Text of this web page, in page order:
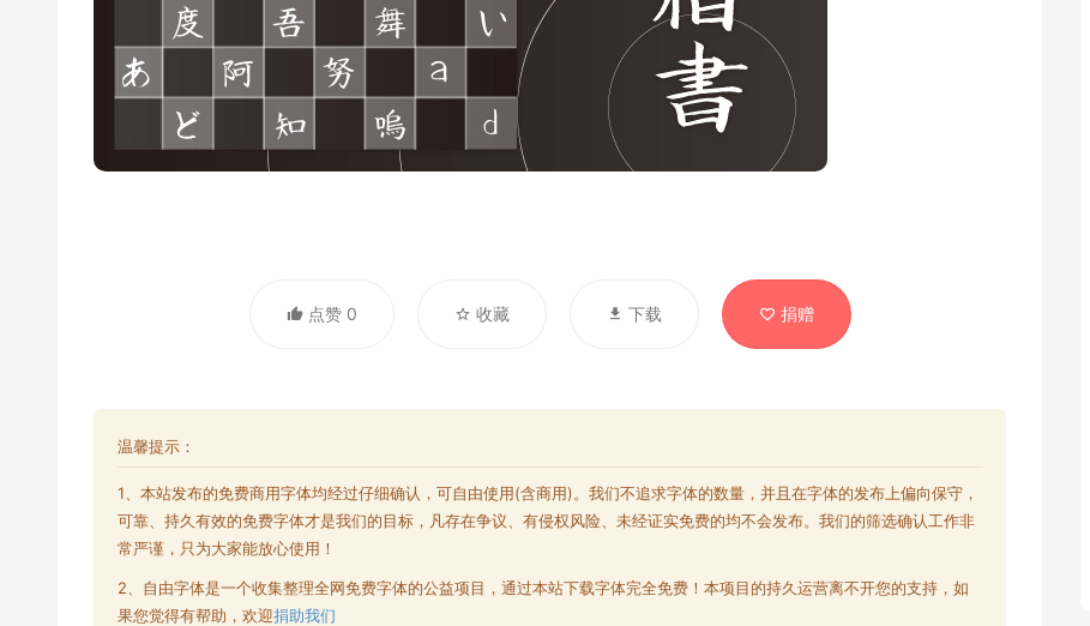
点赞 0 收藏 下载 捐赠
温馨提示：
1、本站发布的免费商用字体均经过仔细确认，可自由使用(含商用)。我们不追求字体的数量，并且在字体的发布上偏向保守，
可靠、持久有效的免费字体才是我们的目标，凡存在争议、有侵权风险、未经证实免费的均不会发布。我们的筛选确认工作非
常严谨，只为大家能放心使用！
2、自由字体是一个收集整理全网免费字体的公益项目，通过本站下载字体完全免费！本项目的持久运营离不开您的支持，如
果您觉得有帮助，欢迎捐助我们